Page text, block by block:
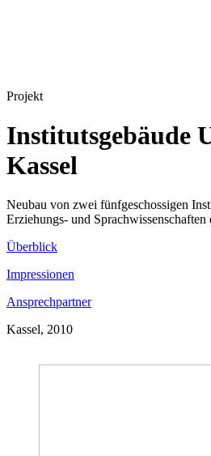
Projekt
Institutsgebäude
Kassel
Neubau von zwei fünfgeschossigen
Erziehungs- und
Überblick
Impressionen
Ansprechpartner
Kassel, 2010